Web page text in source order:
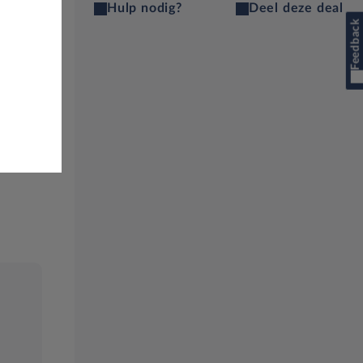
Hulp nodig? Deel deze deal
Feedback